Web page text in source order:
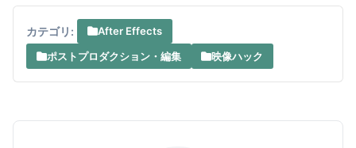
カテゴリ:
After Effects
ポストプロダクション・編集
映像ハック